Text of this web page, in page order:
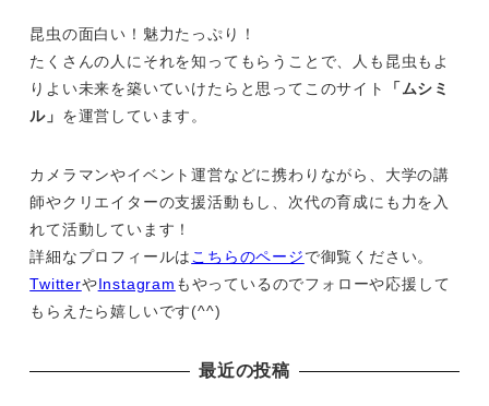
昆虫の面白い！魅力たっぷり！
たくさんの人にそれを知ってもらうことで、人も昆虫もよ
りよい未来を築いていけたらと思ってこのサイト
「ムシミ
ル」 を運営しています。
カメラマンやイベント運営などに携わりながら、大学の講
師やクリエイターの支援活動もし、次代の育成にも力を入
れて活動しています！
詳細なプロフィールは こちらのページで御覧ください。
TwitterやInstagram もやっているのでフォローや応援して
もらえたら嬉しいです(^^)
最近の投稿